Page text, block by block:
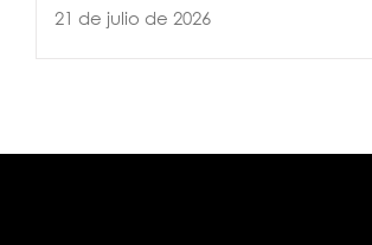
21 de julio de 2026